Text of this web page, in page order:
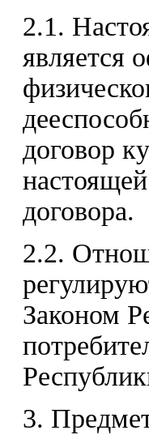
2.1.
является
договор
договора.
2.2.
Законом
3.